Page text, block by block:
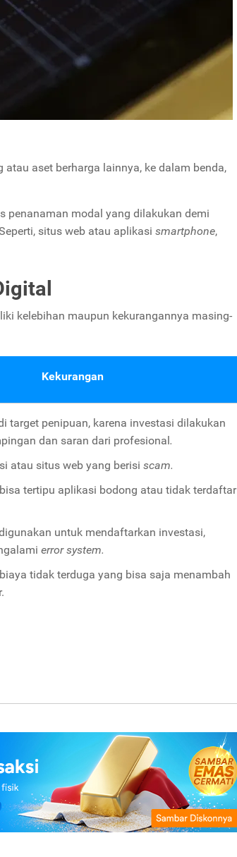
aset berharga lainnya, ke dalam benda,
penanaman modal yang dilakukan demi
situs web atau aplikasi smartphone,
kelebihan maupun kekurangannya masing-
Kekurangan
target penipuan, karena investasi dilakukan
dan saran dari profesional.
atau situs web yang berisi scam.
tertipu aplikasi bodong atau tidak terdaftar
untuk mendaftarkan investasi,
error system.
tidak terduga yang bisa saja menambah